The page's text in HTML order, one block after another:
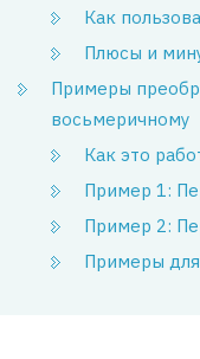
Как
Плюсы и
Примеры
восьмеричному
Как это
Пример 1:
Пример 2:
Примеры